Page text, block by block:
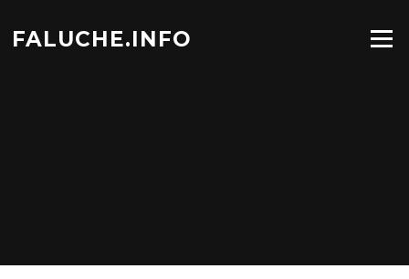
contenu
FALUCHE.INFO Menu